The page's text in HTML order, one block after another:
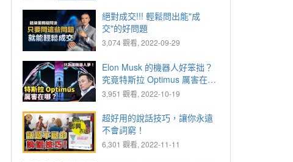
絕對成交!!! 輕鬆問出能"成
交"的好問題
3,074 觀看, 2022-09-29
Elon Musk 的機器人好笨拙？
究竟特斯拉 Optimus 厲害在哪
裡？AI Day 大揭密
3,951 觀看, 2022-10-19
超好用的說話技巧，讓你永遠
不會詞窮！
6,301 觀看, 2022-11-11